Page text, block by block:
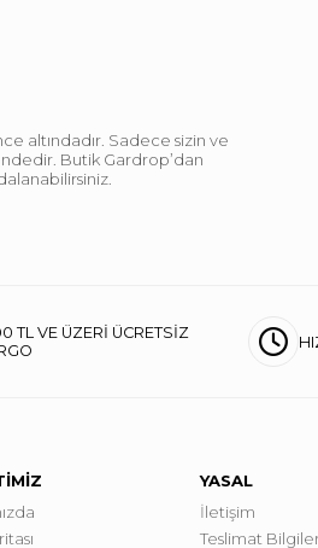
altındadır. Sadece sizin ve
Butik Gardrop’dan
TL VE ÜZERİ ÜCRETSİZ
YASAL
İletişim
Teslimat